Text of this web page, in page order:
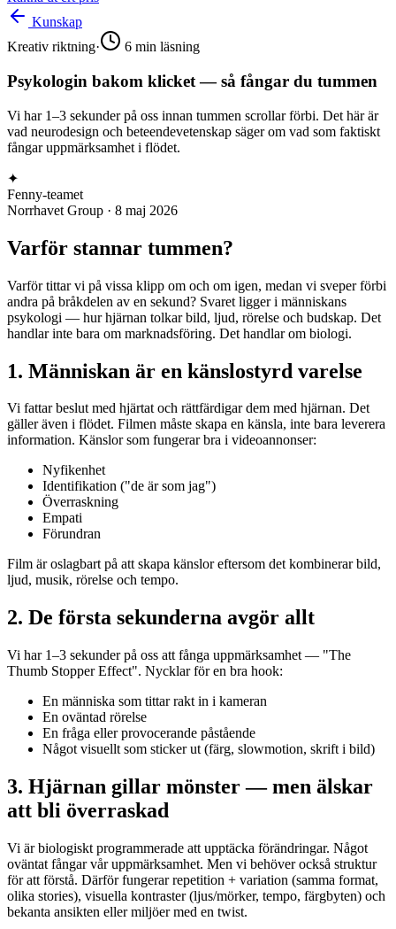
Kunskap
Kreativ riktning· 6 min läsning
Psykologin bakom klicket — så fångar du tummen
Vi har 1–3 sekunder på oss innan tummen scrollar förbi. Det här är
vad neurodesign och beteendevetenskap säger om vad som faktiskt
fångar uppmärksamhet i flödet.
✦
Fenny-teamet
Norrhavet Group · 8 maj 2026
Varför stannar tummen?
Varför tittar vi på vissa klipp om och om igen, medan vi sveper förbi
andra på bråkdelen av en sekund? Svaret ligger i människans
psykologi — hur hjärnan tolkar bild, ljud, rörelse och budskap. Det
handlar inte bara om marknadsföring. Det handlar om biologi.
1. Människan är en känslostyrd varelse
Vi fattar beslut med hjärtat och rättfärdigar dem med hjärnan. Det
gäller även i flödet. Filmen måste skapa en känsla, inte bara leverera
information. Känslor som fungerar bra i videoannonser:
Nyfikenhet
Identifikation ("de är som jag")
Överraskning
Empati
Förundran
Film är oslagbart på att skapa känslor eftersom det kombinerar bild,
ljud, musik, rörelse och tempo.
2. De första sekunderna avgör allt
Vi har 1–3 sekunder på oss att fånga uppmärksamhet — "The
Thumb Stopper Effect". Nycklar för en bra hook:
En människa som tittar rakt in i kameran
En oväntad rörelse
En fråga eller provocerande påstående
Något visuellt som sticker ut (färg, slowmotion, skrift i bild)
3. Hjärnan gillar mönster — men älskar
att bli överraskad
Vi är biologiskt programmerade att upptäcka förändringar. Något
oväntat fångar vår uppmärksamhet. Men vi behöver också struktur
för att förstå. Därför fungerar repetition + variation (samma format,
olika stories), visuella kontraster (ljus/mörker, tempo, färgbyten) och
bekanta ansikten eller miljöer med en twist.